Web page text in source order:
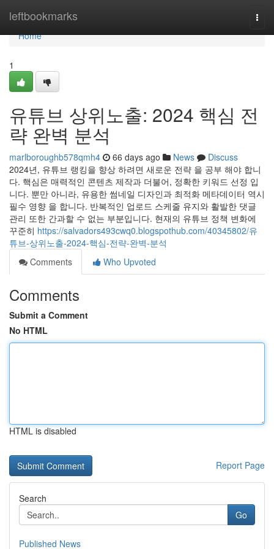
leftbookmarks
Home
Home
1
유튜브 상위노출: 2024 핵심 전
략 완벽 분석
marlboroughb578qmh4 66 days ago News
Discuss
2024년, 유튜브 랭킹을 향상 하려면 새로운 전략 을 공부 해야 합니
다. 핵심은 매력적인 콘텐츠 제작과 더불어, 정확한 키워드 선정 입
니다. 뿐만 아니라, 유용한 썸네일 디자인과 최적화 메타데이터 역시
필수 영향 을 합니다. 반복적인 업로드 스케줄 유지와 활발한 댓글
관리 또한 간과할 수 없는 부분입니다. 현재의 유튜브 정책 변화에
꾸준히 https://salvadors493cwq0.blogspothub.com/40345802/유
튜브-상위노출-2024-핵심-전략-완벽-분석
Comments
Who Upvoted
Comments
Submit a Comment
No HTML
HTML is disabled
Report Page
Search
Go
Published News